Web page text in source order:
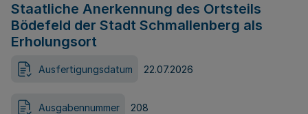
Staatliche Anerkennung des Ortsteils
Bödefeld der Stadt Schmallenberg als
Erholungsort
Ausfertigungsdatum 22.07.2026
Ausgabennummer 208